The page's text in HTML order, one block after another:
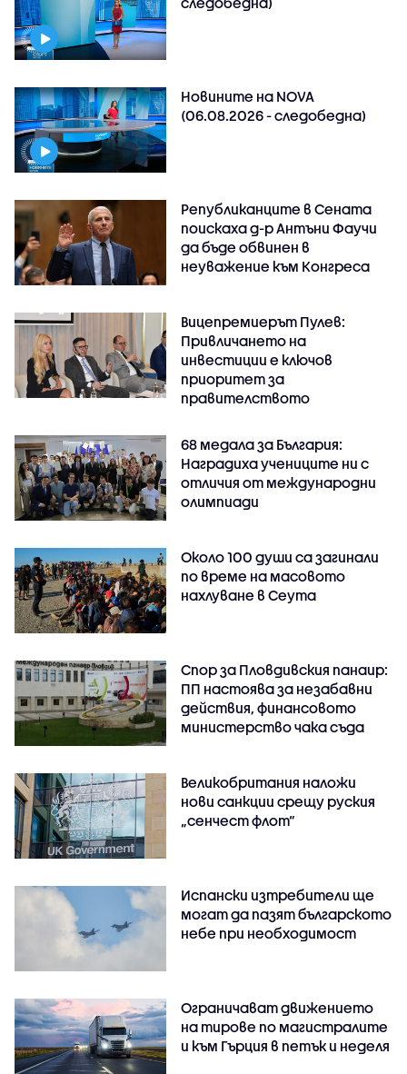
Новините на NOVA
(06.08.2026 - следобедна)
Републиканците в Сената
поискаха д-р Антъни Фаучи
да бъде обвинен в
неуважение към Конгреса
Вицепремиерът Пулев:
Привличането на
инвестиции е ключов
приоритет за
правителството
68 медала за България:
Наградиха учениците ни с
отличия от международни
олимпиади
Около 100 души са загинали
по време на масовото
нахлуване в Сеута
Спор за Пловдивския панаир:
ПП настоява за незабавни
действия, финансовото
министерство чака съда
Великобритания наложи
нови санкции срещу руския
„сенчест флот“
Испански изтребители ще
могат да пазят българското
небе при необходимост
Ограничават движението
на тирове по магистралите
и към Гърция в петък и неделя